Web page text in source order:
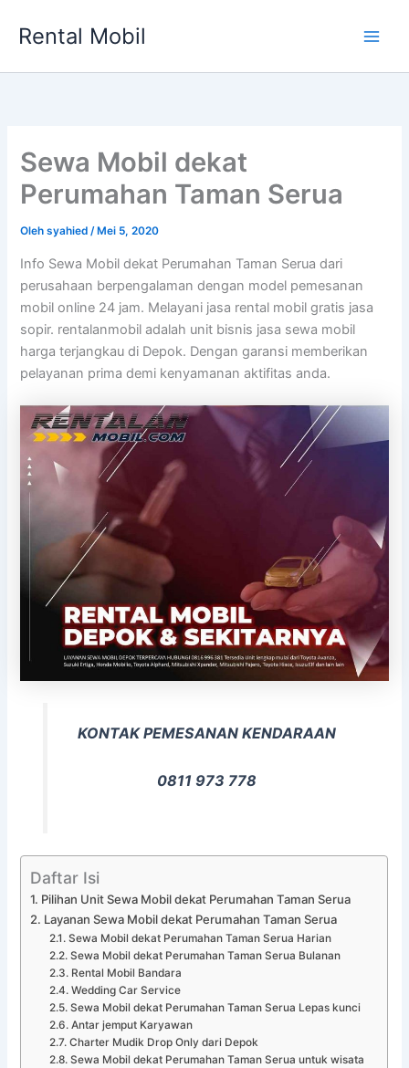
Rental Mobil
Sewa Mobil dekat
Perumahan Taman Serua
Olehsyahied/ Mei 5, 2020
Info Sewa Mobil dekat Perumahan Taman Serua dari
perusahaan berpengalaman dengan model pemesanan
mobil online 24 jam. Melayani jasa rental mobil gratis jasa
sopir. rentalanmobil adalah unit bisnis jasa sewa mobil
harga terjangkau di Depok. Dengan garansi memberikan
pelayanan prima demi kenyamanan aktifitas anda.
KONTAK PEMESANAN KENDARAAN
0811 973 778
Daftar Isi
Pilihan Unit Sewa Mobil dekat Perumahan Taman Serua
Layanan Sewa Mobil dekat Perumahan Taman Serua
Sewa Mobil dekat Perumahan Taman Serua Harian
Sewa Mobil dekat Perumahan Taman Serua Bulanan
Rental Mobil Bandara
Wedding Car Service
Sewa Mobil dekat Perumahan Taman Serua Lepas kunci
Antar jemput Karyawan
Charter Mudik Drop Only dari Depok
Sewa Mobil dekat Perumahan Taman Serua untuk wisata